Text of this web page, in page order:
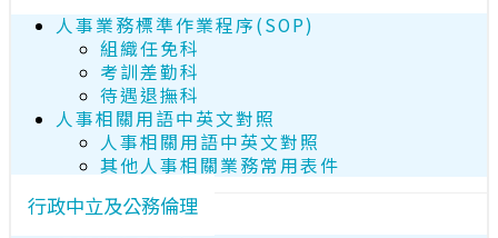
人事業務標準作業程序(SOP)
組織任免科
考訓差勤科
待遇退撫科
人事相關用語中英文對照
人事相關用語中英文對照
其他人事相關業務常用表件
行政中立及公務倫理